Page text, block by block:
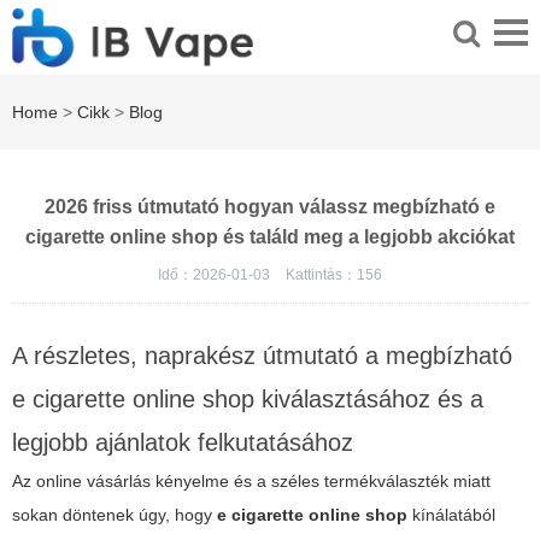
Home > Cikk > Blog
2026 friss útmutató hogyan válassz megbízható e
cigarette online shop és találd meg a legjobb akciókat
Idő：2026-01-03 Kattintás： 156
A részletes, naprakész útmutató a megbízható
e cigarette online shop kiválasztásához és a
legjobb ajánlatok felkutatásához
Az online vásárlás kényelme és a széles termékválaszték miatt
sokan döntenek úgy, hogy e cigarette online shop kínálatából